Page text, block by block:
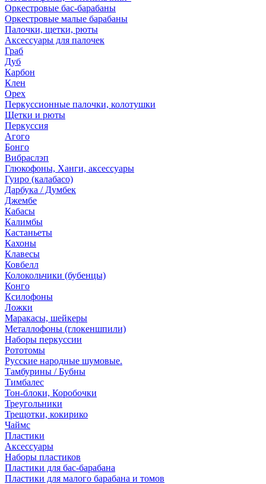
Оркестровые бас-барабаны
Оркестровые малые барабаны
Палочки, щетки, рюты
Аксессуары для палочек
Граб
Дуб
Карбон
Клен
Орех
Перкуссионные палочки, колотушки
Щетки и рюты
Перкуссия
Агого
Бонго
Вибраслэп
Глюкофоны, Ханги, аксессуары
Гуиро (калабасо)
Дарбука / Думбек
Джембе
Кабасы
Калимбы
Кастаньеты
Кахоны
Клавесы
Ковбелл
Колокольчики (бубенцы)
Конго
Ксилофоны
Ложки
Маракасы, шейкеры
Металлофоны (глокеншпили)
Наборы перкуссии
Рототомы
Русские народные шумовые.
Тамбурины / Бубны
Тимбалес
Тон-блоки, Коробочки
Треугольники
Трещотки, кокирико
Чаймс
Пластики
Аксессуары
Наборы пластиков
Пластики для бас-барабана
Пластики для малого барабана и томов